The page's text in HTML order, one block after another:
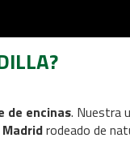
de encinas. Nuestra
rodeado de